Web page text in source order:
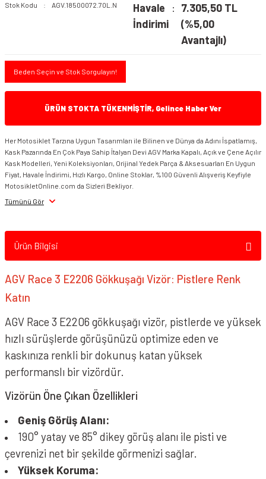
Stok Kodu AGV.18500072.70L.N
Havale
İndirimi
7.305,50 TL
(%5,00
Avantajlı)
Beden Seçin ve Stok Sorgulayın!
ÜRÜN STOKTA TÜKENMİŞTİR, Gelince Haber Ver
Her Motosiklet Tarzına Uygun Tasarımları ile Bilinen ve Dünya da Adını İspatlamış,
Kask Pazarında En Çok Paya Sahip İtalyan Devi AGV Marka Kapalı, Açık ve Çene Açılır
Kask Modelleri, Yeni Koleksiyonları, Orijinal Yedek Parça & Aksesuarları En Uygun
Fiyat, Havale İndirimi, Hızlı Kargo, Online Stoklar, %100 Güvenli Alışveriş Keyfiyle
MotosikletOnline.com da Sizleri Bekliyor.
Tümünü Gör
Ürün Bilgisi
AGV Race 3 E2206 Gökkuşağı Vizör: Pistlere Renk
Katın
AGV Race 3 E2206 gökkuşağı vizör, pistlerde ve yüksek
hızlı sürüşlerde görüşünüzü optimize eden ve
kaskınıza renkli bir dokunuş katan yüksek
performanslı bir vizördür.
Vizörün Öne Çıkan Özellikleri
Geniş Görüş Alanı:
190° yatay ve 85° dikey görüş alanı ile pisti ve
çevrenizi net bir şekilde görmenizi sağlar.
Yüksek Koruma: